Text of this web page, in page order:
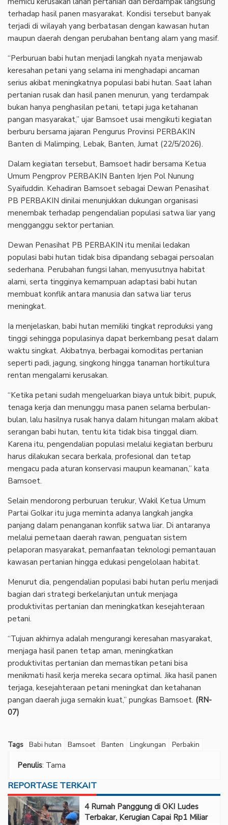
terhadap hasil panen masyarakat. Kondisi tersebut banyak
terjadi di wilayah yang berbatasan dengan kawasan hutan
maupun daerah dengan perubahan bentang alam yang masif.
‎“Perburuan babi hutan menjadi langkah nyata menjawab
keresahan petani yang selama ini menghadapi ancaman
serius akibat meningkatnya populasi babi hutan. Saat lahan
pertanian rusak dan hasil panen menurun, yang terdampak
bukan hanya penghasilan petani, tetapi juga ketahanan
pangan masyarakat,” ujar Bamsoet usai mengikuti kegiatan
berburu bersama jajaran Pengurus Provinsi PERBAKIN
Banten di Malimping, Lebak, Banten, Jumat (22/5/2026).
‎Dalam kegiatan tersebut, Bamsoet hadir bersama Ketua
Umum Pengprov PERBAKIN Banten Irjen Pol Nunung
Syaifuddin. Kehadiran Bamsoet sebagai Dewan Penasihat
PB PERBAKIN dinilai menunjukkan dukungan organisasi
menembak terhadap pengendalian populasi satwa liar yang
mengganggu sektor pertanian.
‎Dewan Penasihat PB PERBAKIN itu menilai ledakan
populasi babi hutan tidak bisa dipandang sebagai persoalan
sederhana. Perubahan fungsi lahan, menyusutnya habitat
alami, serta tingginya kemampuan adaptasi babi hutan
membuat konflik antara manusia dan satwa liar terus
meningkat.
‎Ia menjelaskan, babi hutan memiliki tingkat reproduksi yang
tinggi sehingga populasinya dapat berkembang pesat dalam
waktu singkat. Akibatnya, berbagai komoditas pertanian
seperti padi, jagung, singkong hingga tanaman hortikultura
rentan mengalami kerusakan.
‎“Ketika petani sudah mengeluarkan biaya untuk bibit, pupuk,
tenaga kerja dan menunggu masa panen selama berbulan-
bulan, lalu hasilnya rusak hanya dalam hitungan malam akibat
serangan babi hutan, tentu kita tidak bisa tinggal diam.
Karena itu, pengendalian populasi melalui kegiatan berburu
harus dilakukan secara berkala, profesional dan tetap
mengacu pada aturan konservasi maupun keamanan,” kata
Bamsoet.
‎Selain mendorong perburuan terukur, Wakil Ketua Umum
Partai Golkar itu juga meminta adanya langkah jangka
panjang dalam penanganan konflik satwa liar. Di antaranya
melalui pemetaan daerah rawan, penguatan sistem
pelaporan masyarakat, pemanfaatan teknologi pemantauan
kawasan pertanian hingga edukasi pengelolaan habitat.
‎Menurut dia, pengendalian populasi babi hutan perlu menjadi
bagian dari strategi berkelanjutan untuk menjaga
produktivitas pertanian dan meningkatkan kesejahteraan
petani.
‎“Tujuan akhirnya adalah mengurangi keresahan masyarakat,
menjaga hasil panen tetap aman, meningkatkan
produktivitas pertanian dan memastikan petani bisa
menikmati hasil kerja mereka secara optimal. Jika hasil panen
terjaga, kesejahteraan petani meningkat dan ketahanan
pangan daerah juga semakin kuat,” pungkas Bamsoet. (RN-
07)
Tags Babi hutan Bamsoet Banten Lingkungan Perbakin
Penulis: Tama
REPORTASE TERKAIT
‎4 Rumah Panggung di OKI Ludes
Terbakar, Kerugian Capai Rp1 Miliar